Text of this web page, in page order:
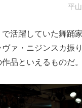
平
で活躍していた舞
ァ・ニジンスカ振
品といえるものだ。